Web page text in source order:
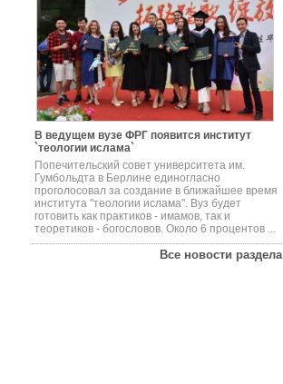
В ведущем вузе ФРГ появится институт
`теологии ислама`
Попечительский совет университета им.
Гумбольдта в Берлине единогласно
проголосовал за создание в ближайшее время
института "теологии ислама". Вуз будет
готовить как практиков - имамов, так и
теоретиков - богословов. Около 6 процентов ...
Все новости раздела